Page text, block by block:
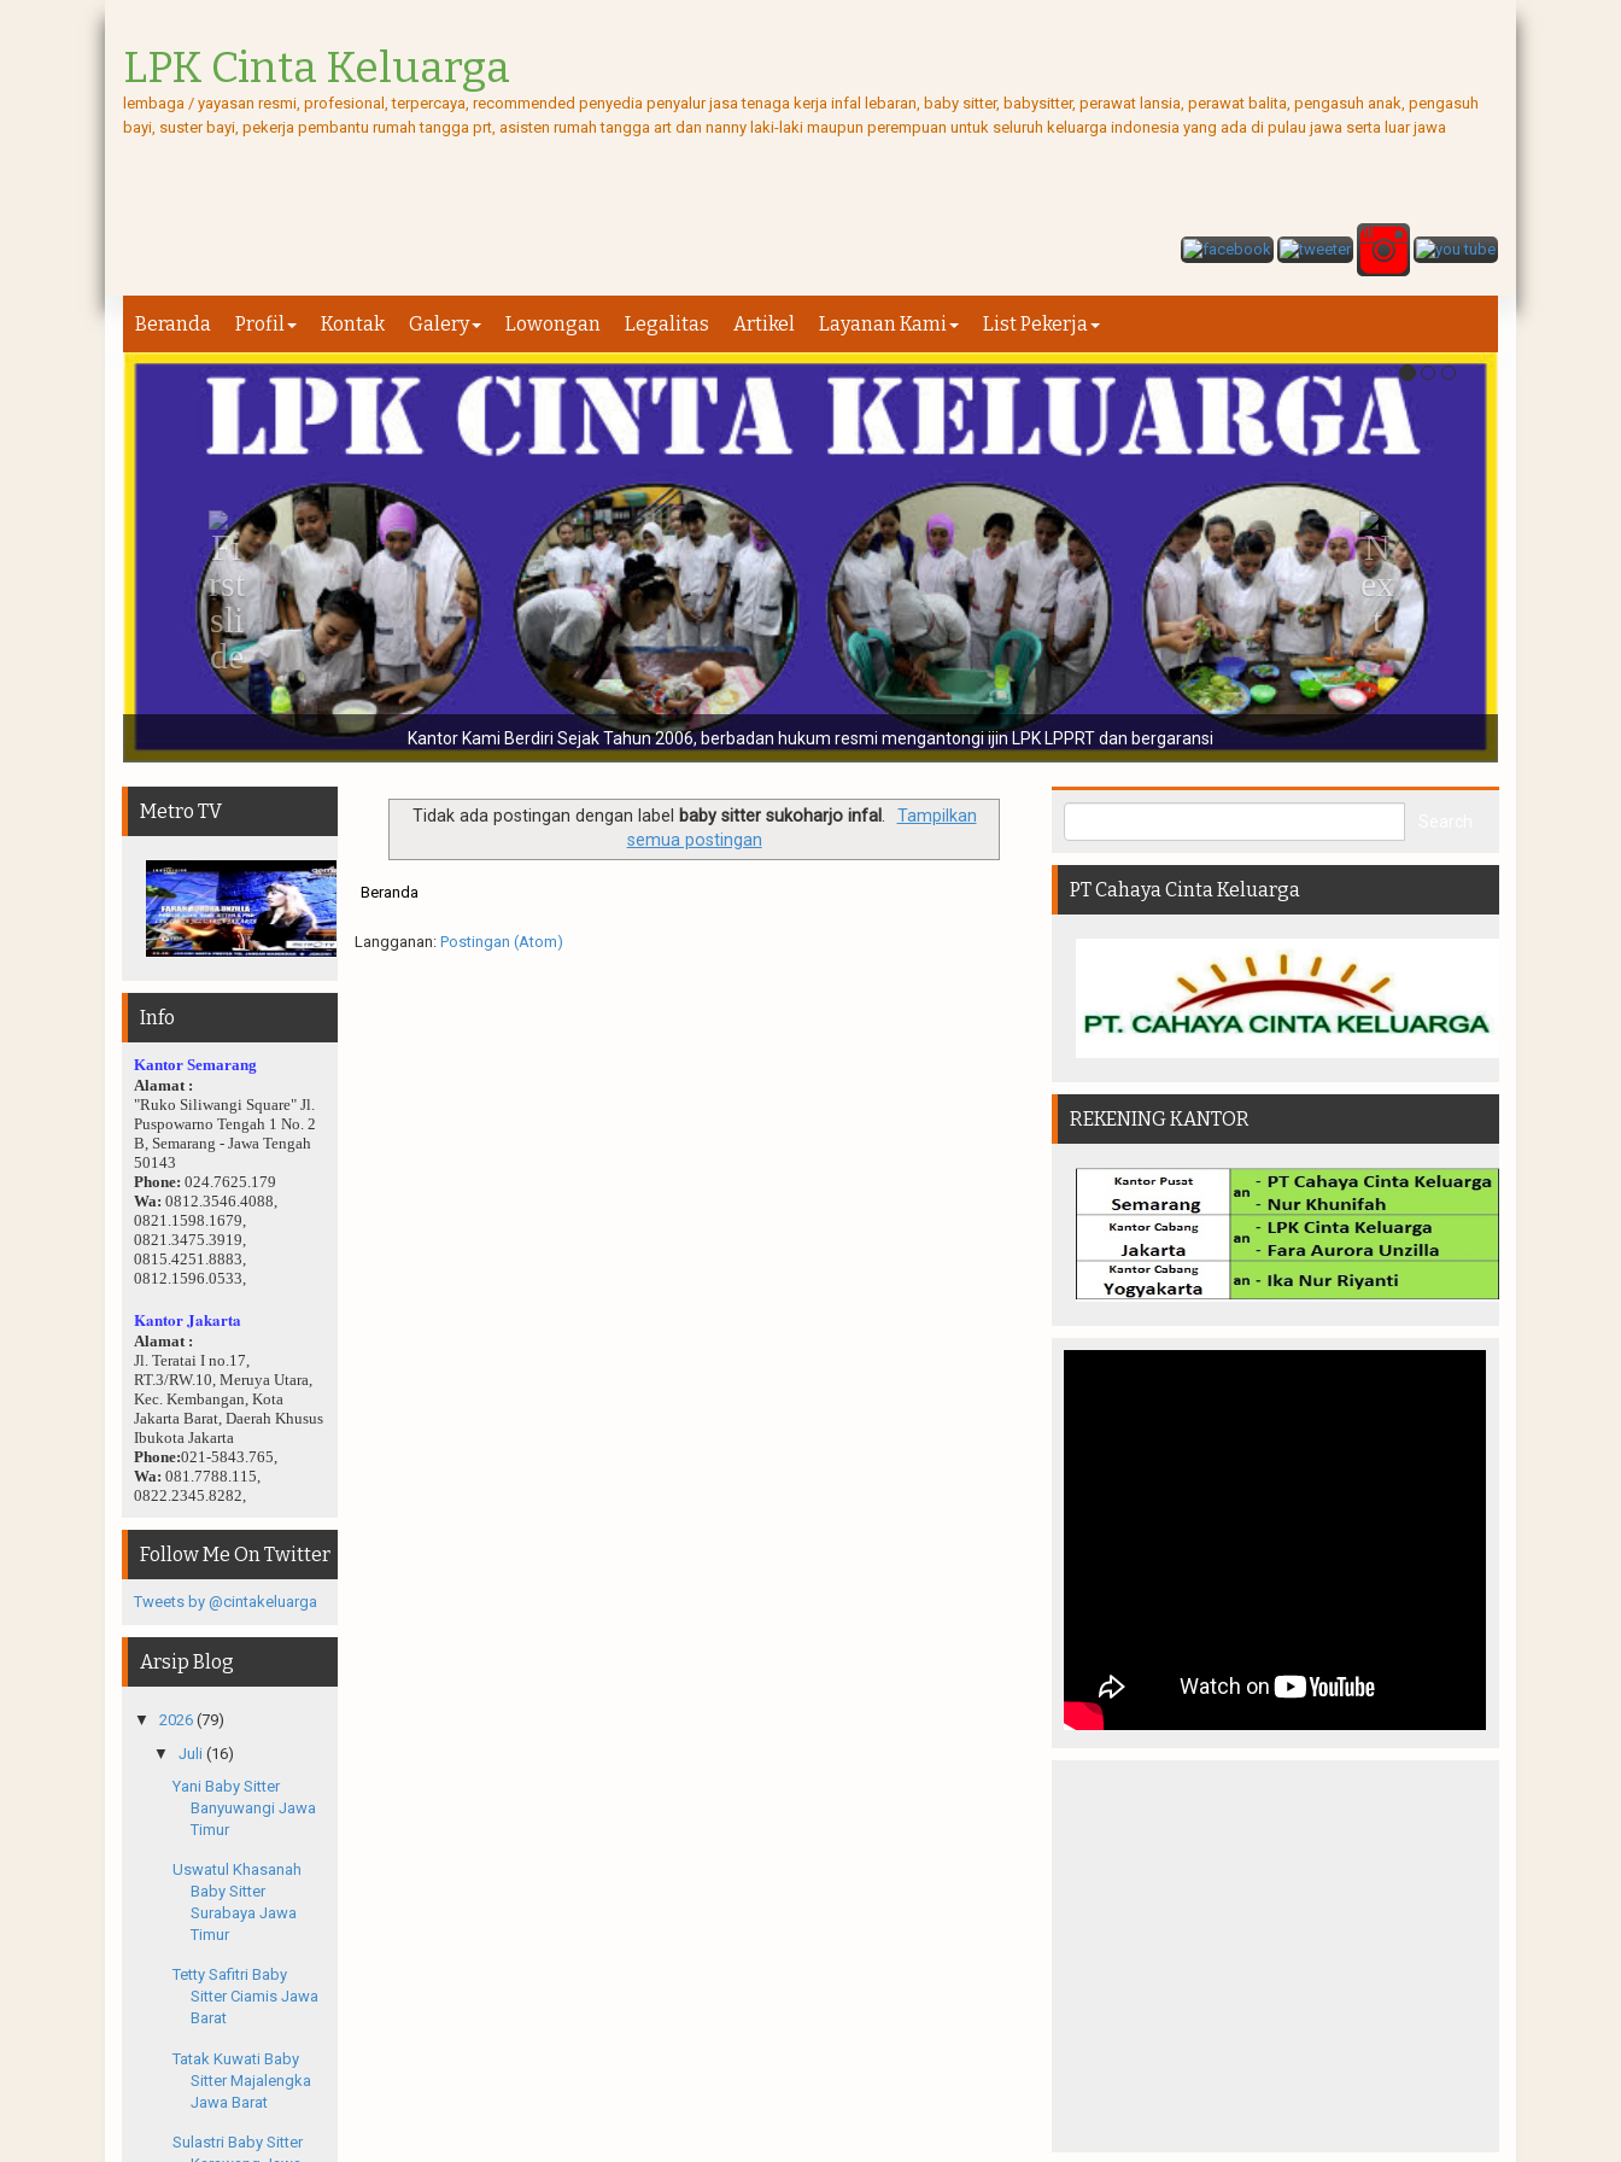
LPK Cinta Keluarga
lembaga / yayasan resmi, profesional, terpercaya, recommended penyedia penyalur jasa tenaga kerja infal lebaran, baby sitter, babysitter, perawat lansia, perawat balita, pengasuh anak, pengasuh
bayi, suster bayi, pekerja pembantu rumah tangga prt, asisten rumah tangga art dan nanny laki-laki maupun perempuan untuk seluruh keluarga indonesia yang ada di pulau jawa serta luar jawa
Beranda Profil Kontak Galery Lowongan Legalitas Artikel Layanan Kami List Pekerja
ijin LPK LPPRT dan bergaransi Sebelum disalurkan para calon pekerja diwajibkan menjalani vaksin, medical chek up, pendidikan dan
Tidak ada postingan dengan label baby sitter sukoharjo infal .
Tampilkan
semua postingan
Beranda
Langganan: Postingan (Atom)
Metro TV
Info
Kantor Semarang
Alamat :
"Ruko Siliwangi Square" Jl.
Puspowarno Tengah 1 No. 2
B, Semarang - Jawa Tengah
50143
Phone: 024.7625.179
Wa: 0812.3546.4088,
0821.1598.1679,
0821.3475.3919,
0815.4251.8883,
0812.1596.0533,
Kantor Jakarta
Alamat :
Jl. Teratai I no.17,
RT.3/RW.10, Meruya Utara,
Kec. Kembangan, Kota
Jakarta Barat, Daerah Khusus
Ibukota Jakarta
Phone:021-5843.765,
Wa: 081.7788.115,
0822.2345.8282,
Follow Me On Twitter
Tweets by @cintakeluarga
Arsip Blog
▼ 2026 (79)
▼ Juli (16)
Yani Baby Sitter
Banyuwangi Jawa
Timur
Uswatul Khasanah
Baby Sitter
Surabaya Jawa
Timur
Tetty Safitri Baby
Sitter Ciamis Jawa
Barat
Tatak Kuwati Baby
Sitter Majalengka
Jawa Barat
Sulastri Baby Sitter
PT Cahaya Cinta Keluarga
REKENING KANTOR